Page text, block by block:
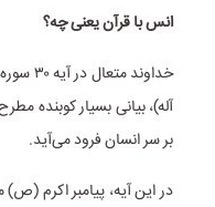
انس با قرآن یعنی چه؟
آله)، بیانی بسیار کوبنده
بر سر انسان فرود می‌آید.
در این آیه، پیامبر اکرم